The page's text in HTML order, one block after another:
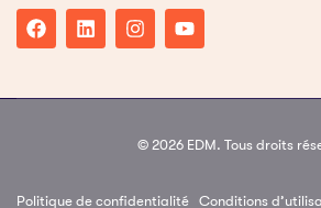
© 2026 EDM. Tous droits
Politique de confidentialité Conditions